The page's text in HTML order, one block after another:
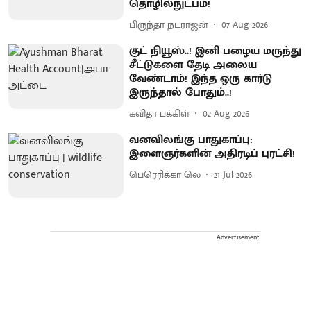
பிருந்தா நடராஜன் 07 Aug 2026
குட் நியூஸ்..! இனி பழைய மருந்து
சீட்டுகளை தேடி அலைய
வேண்டாம்! இந்த ஒரு கார்டு
இருந்தால் போதும்..!
கவிதா பக்கிள் 02 Aug 2026
வனவிலங்கு பாதுகாப்பு:
இளைஞர்களின் அதிரடிப் புரட்சி!
பெரெரிக்கா லெ 21 Jul 2026
Advertisement